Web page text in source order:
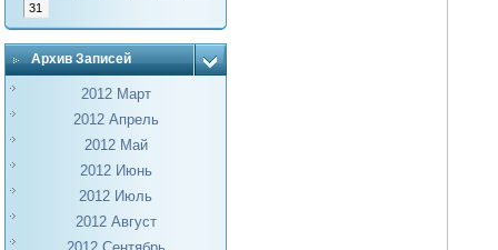
31
Архив Записей
2012 Март
2012 Апрель
2012 Май
2012 Июнь
2012 Июль
2012 Август